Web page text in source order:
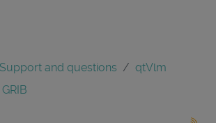
Support and questions
qtVlm